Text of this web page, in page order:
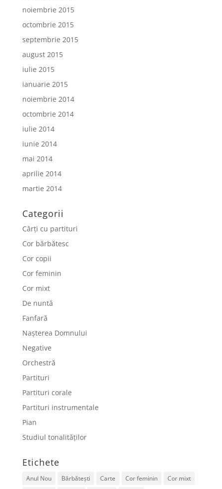
noiembrie 2015
octombrie 2015
septembrie 2015
august 2015
iulie 2015
ianuarie 2015
noiembrie 2014
octombrie 2014
iulie 2014
iunie 2014
mai 2014
aprilie 2014
martie 2014
Categorii
Cărți cu partituri
Cor bărbătesc
Cor copii
Cor feminin
Cor mixt
De nuntă
Fanfară
Nașterea Domnului
Negative
Orchestră
Partituri
Partituri corale
Partituri instrumentale
Pian
Studiul tonalităților
Etichete
Anul Nou Bărbătești Carte Cor feminin Cor mixt